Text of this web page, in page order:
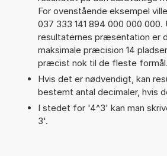
For ovenstående eksempel
037 333 141 894 000 000
resultaternes præsentation er
maksimale præcision 14
præcist nok til de fleste formål.
Hvis det er nødvendigt, kan
bestemt antal decimaler, hvis
I stedet for '4^3' kan man
3'.